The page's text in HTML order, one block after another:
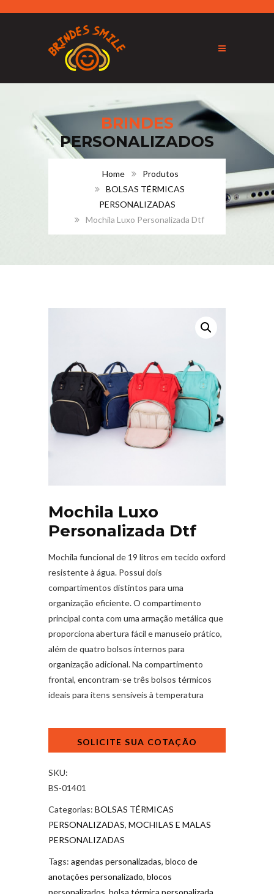
BRINDES
PERSONALIZADOS
Home
Produtos
BOLSAS TÉRMICAS
PERSONALIZADAS
Mochila Luxo Personalizada Dtf
Mochila Luxo
Personalizada Dtf
Mochila funcional de 19 litros em tecido oxford
resistente à água. Possui dois
compartimentos distintos para uma
organização eficiente. O compartimento
principal conta com uma armação metálica que
proporciona abertura fácil e manuseio prático,
além de quatro bolsos internos para
organização adicional. Na compartimento
frontal, encontram-se três bolsos térmicos
ideais para itens sensíveis à temperatura
Personalizada
quantidade
SKU:
BS-01401
Categorias: BOLSAS TÉRMICAS
PERSONALIZADAS, MOCHILAS E MALAS
PERSONALIZADAS
Tags: agendas personalizadas, bloco de
anotações personalizado, blocos
personalizados, bolsa térmica personalizada,